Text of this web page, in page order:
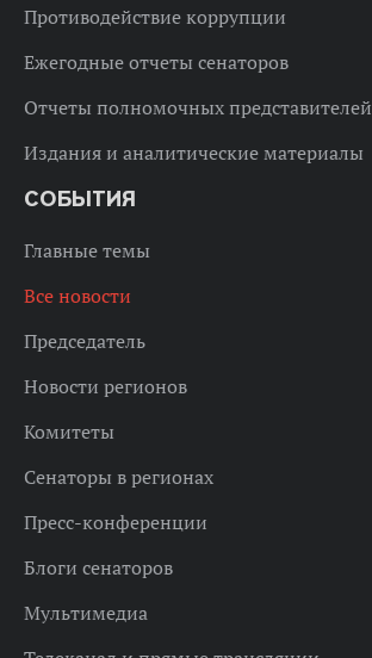
Противодействие коррупции
Ежегодные отчеты сенаторов
Отчеты полномочных представителей
Издания и аналитические материалы
СОБЫТИЯ
Главные темы
Все новости
Председатель
Новости регионов
Комитеты
Сенаторы в регионах
Пресс-конференции
Блоги сенаторов
Мультимедиа